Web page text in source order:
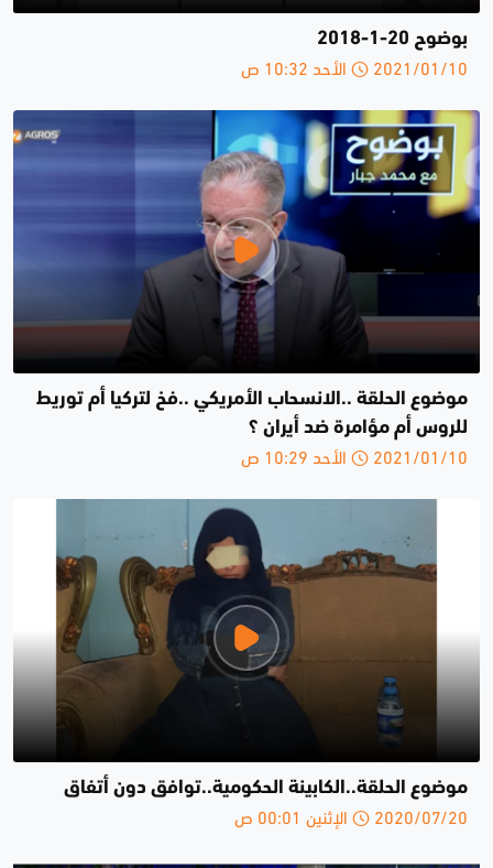
بوضوح 20-1-2018
2021/01/10 الأحد 10:32 ص
موضوع الحلقة ..الانسحاب الأمريكي ..فخ لتركيا أم توريط
للروس أم مؤامرة ضد أيران ؟
2021/01/10 الأحد 10:29 ص
موضوع الحلقة..الكابينة الحكومية..توافق دون أتفاق
2020/07/20 الإثنين 00:01 ص